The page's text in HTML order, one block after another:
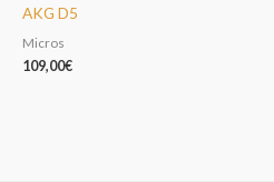
AKG D5
Micros
109,00€